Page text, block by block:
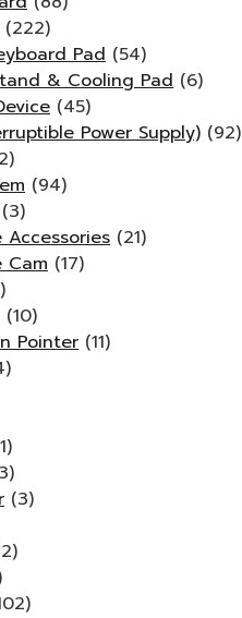
(222)
Pad (54)
& Cooling Pad (6)
(45)
Power Supply) (92)
(94)
(3)
(21)
Cam (17)
(10)
Pointer (11)
(3)